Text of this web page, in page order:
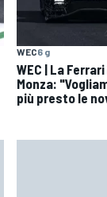
WEC6 g
WEC | La
Monza:
più presto le